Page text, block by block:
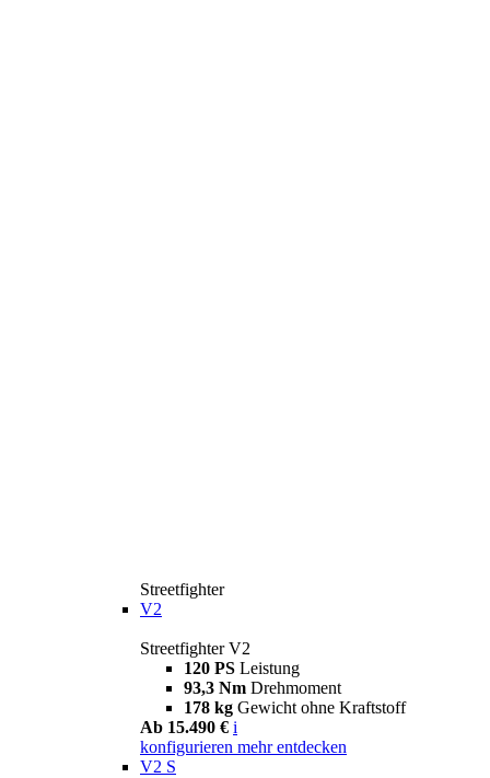
Streetfighter
V2
Streetfighter V2
120 PS Leistung
93,3 Nm Drehmoment
178 kg Gewicht ohne Kraftstoff
Ab 15.490 € i
konfigurieren mehr entdecken
V2 S